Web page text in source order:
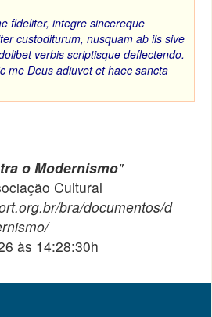
fideliter, integre sincereque
custoditurum, nusquam ab iis sive
verbis scriptisque deflectendo.
me Deus adiuvet et haec sancta
o Modernismo"
Cultural
bra/documentos/d
às 14:28:30h